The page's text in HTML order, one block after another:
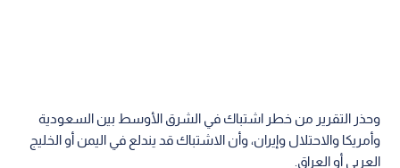
وحذر التقرير من خطر اشتباك في الشرق الأوسط بين السعودية
وأمريكا والاحتلال وإيران، وأن الاشتباك قد يندلع في اليمن أو الخليج
العربي أو العراق.